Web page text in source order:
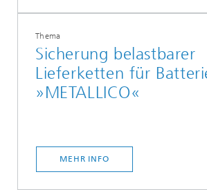
Thema
Sicherung belastbarer
Lieferketten für
»METALLICO«
MEHR INFO